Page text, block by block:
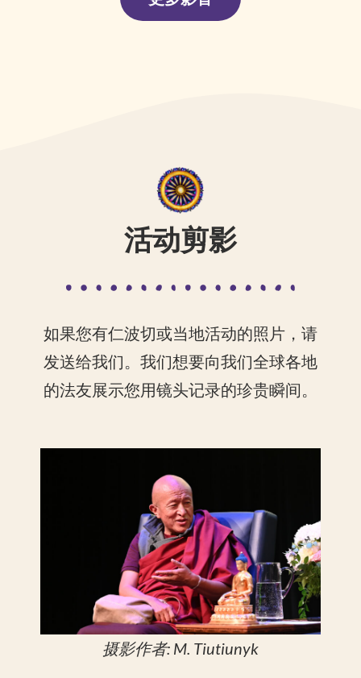
活动剪影
如果您有仁波切或当地活动的照片，请
发送给我们。我们想要向我们全球各地
的法友展示您用镜头记录的珍贵瞬间。
摄影作者: M. Tiutiunyk